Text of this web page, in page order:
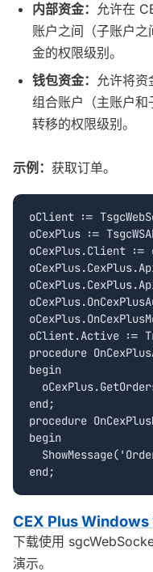
内部资金： 允许在
账户之间（子账户
金的权限级别。
钱包资金： 允许将
组合账户（主账户
转移的权限级别。
示例： 获取订单。
oClient :=
oCexPlus :=
oCexPlus.Client :=
oClient.Active :=
procedure
begin
end;
procedure
begin
CEX Plus Windows
下载使用
演示。